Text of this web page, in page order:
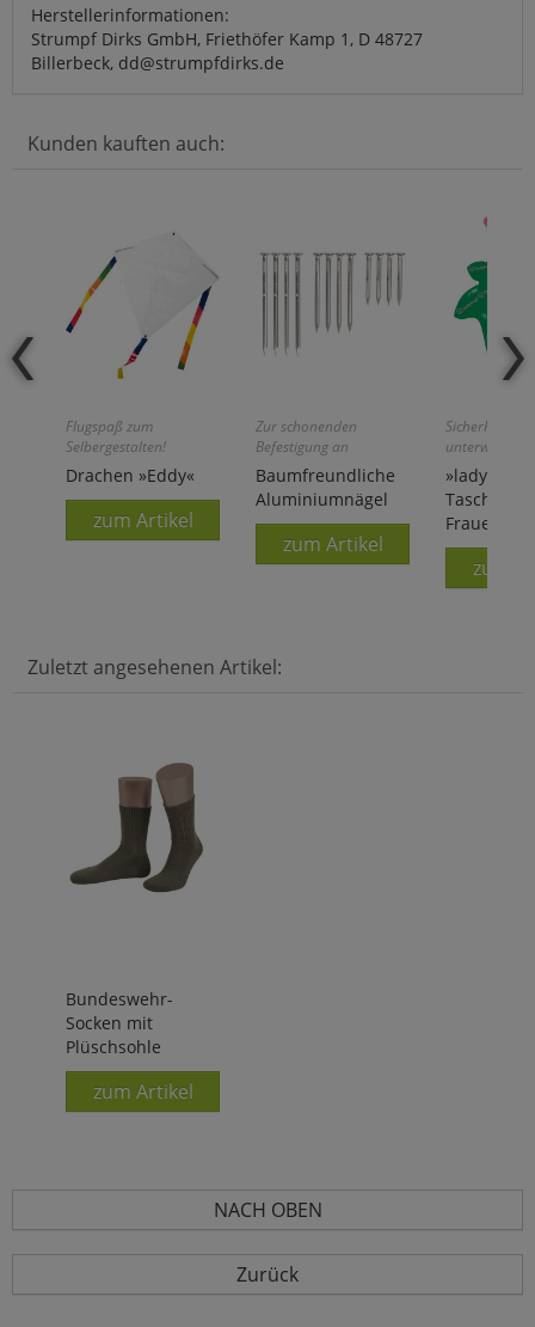
Herstellerinformationen:
Strumpf Dirks GmbH, Friethöfer Kamp 1, D 48727
Billerbeck, dd@strumpfdirks.de
Kunden kauften auch:
Flugspaß zum
Selbergestalten!
Drachen »Eddy«
zum Artikel
Zur schonenden
Befestigung an
Gehölzen!
Baumfreundliche
Aluminiumnägel
zum Artikel
Sicherheit für
unterwegs!
Taschen-
Frauen
zum
Zuletzt angesehenen Artikel:
Bundeswehr-
Socken mit
Plüschsohle
zum Artikel
NACH OBEN
Zurück